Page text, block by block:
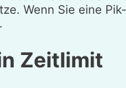
Wenn Sie eine
Zeitlimit